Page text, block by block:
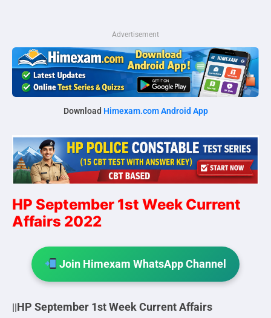
Advertisement
Download Himexam.com Android App
HP September 1st Week Current
Affairs 2022
Join Himexam WhatsApp Channel
||HP September 1st Week Current Affairs